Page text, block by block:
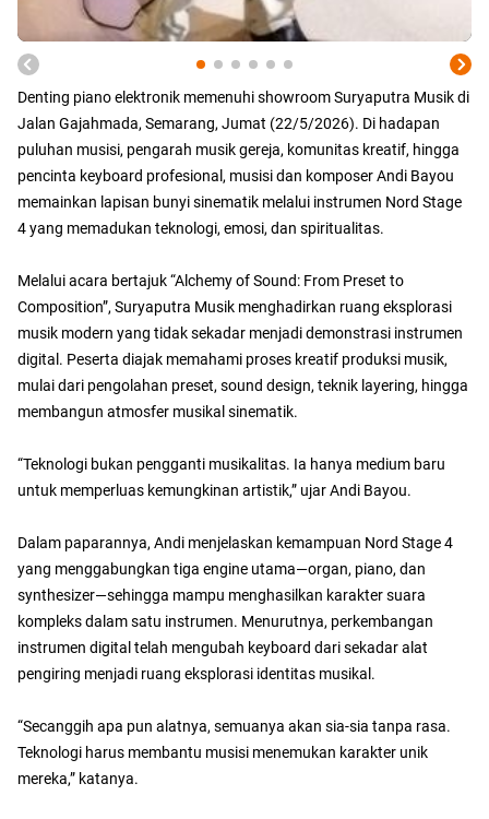
Denting piano elektronik memenuhi showroom Suryaputra Musik di
Jalan Gajahmada, Semarang, Jumat (22/5/2026). Di hadapan
puluhan musisi, pengarah musik gereja, komunitas kreatif, hingga
pencinta keyboard profesional, musisi dan komposer Andi Bayou
memainkan lapisan bunyi sinematik melalui instrumen Nord Stage
4 yang memadukan teknologi, emosi, dan spiritualitas.
Melalui acara bertajuk “Alchemy of Sound: From Preset to
Composition”, Suryaputra Musik menghadirkan ruang eksplorasi
musik modern yang tidak sekadar menjadi demonstrasi instrumen
digital. Peserta diajak memahami proses kreatif produksi musik,
mulai dari pengolahan preset, sound design, teknik layering, hingga
membangun atmosfer musikal sinematik.
“Teknologi bukan pengganti musikalitas. Ia hanya medium baru
untuk memperluas kemungkinan artistik,” ujar Andi Bayou.
Dalam paparannya, Andi menjelaskan kemampuan Nord Stage 4
yang menggabungkan tiga engine utama—organ, piano, dan
synthesizer—sehingga mampu menghasilkan karakter suara
kompleks dalam satu instrumen. Menurutnya, perkembangan
instrumen digital telah mengubah keyboard dari sekadar alat
pengiring menjadi ruang eksplorasi identitas musikal.
“Secanggih apa pun alatnya, semuanya akan sia-sia tanpa rasa.
Teknologi harus membantu musisi menemukan karakter unik
mereka,” katanya.